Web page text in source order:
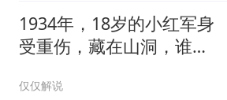
1934年，18岁的小红军身
受重伤，藏在山洞，谁料
仅仅解说